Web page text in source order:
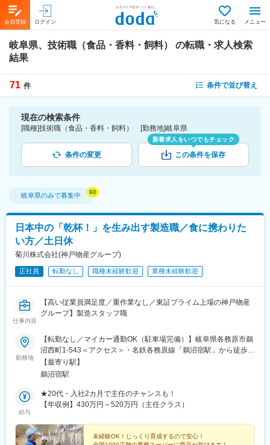
会員登録 ログイン 気になる メニュー
岐阜県、技術職（食品・香料・飼料）
の転職・求人検索
結果
71 件 条件で並び替え
現在の検索条件
[職種]技術職（食品・香料・飼料） [勤務地]岐阜県
条件の変更
新着求人をいつでもチェック
この条件を保存
岐阜県のみで募集中
日本中の「乾杯！」を生み出す製造職／食に携わりた
い方／土日休
菊川株式会社(神戸物産グループ)
正社員 転勤なし 職種未経験歓迎 業種未経験歓迎
仕事内容
【高い従業員満足度／重作業なし／東証プライム上場の神戸物産
グループ】製造スタッフ職
勤務地
【転勤なし／マイカー通勤OK（駐車場完備）】岐阜県各務原市鵜
沼西町1-543＜アクセス＞・名鉄各務原線「鵜沼宿駅」から徒歩
10分※各務原市・岐阜市・関市・美濃加茂市から通っている方が
ほとんど※U・Iターンの方も多数活躍中！★中山道の宿場町「鵜沼
歩外に出れば気持ちのいい環境です。◎最寄り駅から名古屋・岐
阜の中心地までは電車で30分◎スーパーや飲食店・カフェなども
やすい環境ですよ！★受動喫煙対策：禁煙（喫煙スペースあり）
【最寄り駅】
鵜沼宿駅
給与
★20代・入社2カ月で主任のチャンスも！
【年収例】430万円～520万円（主任クラス）
未経験OK！じっくり育成するので安心！